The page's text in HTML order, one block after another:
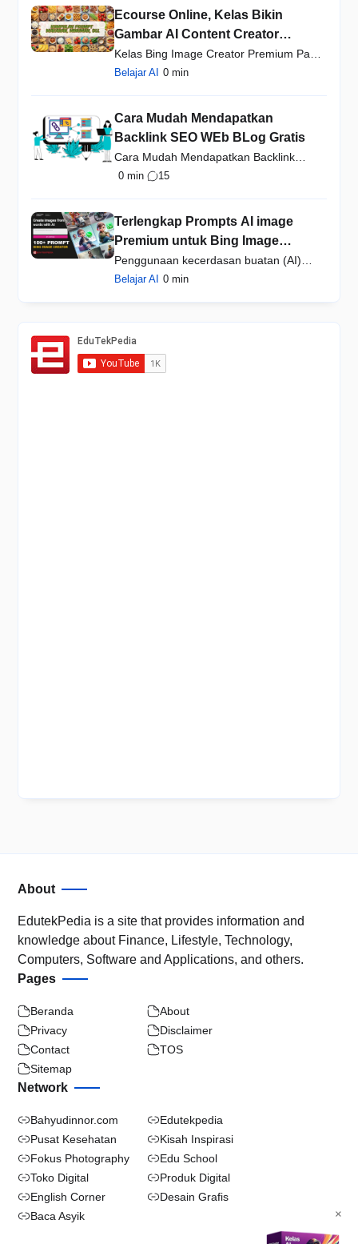
×
Ecourse Online, Kelas Bikin
Gambar AI Content Creator
Lifetime Akses dan Free Update
Prompt
Kelas Bing Image Creator Premium Pack:
Rahasia Mengubah Kat…
Belajar AI 0 min
Cara Mudah Mendapatkan
Backlink SEO WEb BLog Gratis
Cara Mudah Mendapatkan Backlink
Gratis - 23K Backlink SEO W…
0 min 15
Terlengkap Prompts AI image
Premium untuk Bing Image
Creator, Cara Membuat Teks jadi
Gambar AI
Penggunaan kecerdasan buatan (AI)
dalam menciptakan gambar …
Belajar AI 0 min
About
EdutekPedia is a site that provides information and
knowledge about Finance, Lifestyle, Technology,
Computers, Software and Applications, and others.
Pages
Beranda
About
Privacy
Disclaimer
Contact
TOS
Sitemap
Network
Bahyudinnor.com
Edutekpedia
Pusat Kesehatan
Kisah Inspirasi
Fokus Photography
Edu School
Toko Digital
Produk Digital
English Corner
Desain Grafis
Baca Asyik